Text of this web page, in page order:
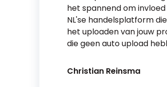
het spannend om
NL'se handelsplatform
het uploaden van jouw
die geen auto upload
Christian Reinsma